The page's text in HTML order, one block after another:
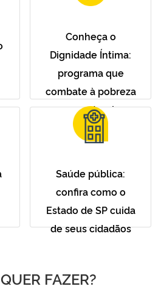
Conheça o
Dignidade Íntima:
programa que
combate à pobreza
menstrual
Saúde pública:
confira como o
Estado de SP cuida
de seus cidadãos
FAZER?